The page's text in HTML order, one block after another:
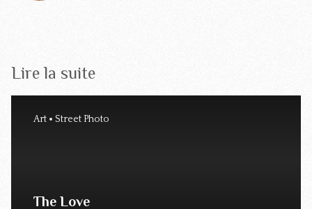
Lire la suite
Art Street Photo
The Love